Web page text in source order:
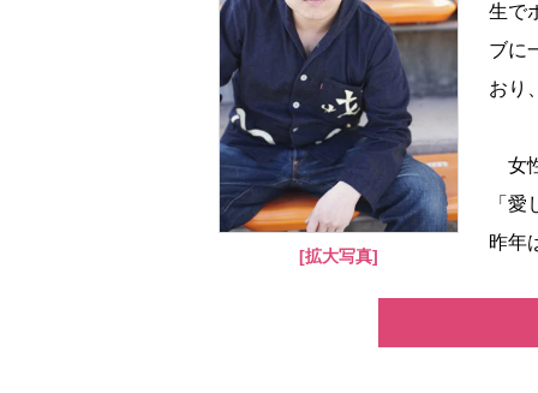
[拡大写真]
生で
ブに
おり
女
「
昨年